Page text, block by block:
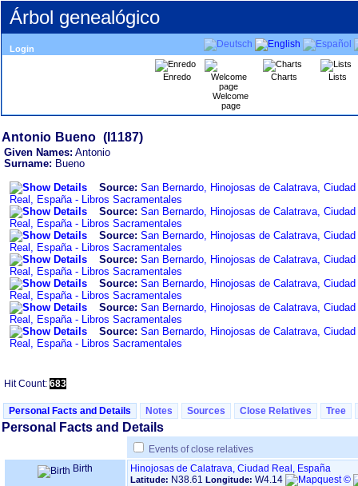
Árbol genealógico
Login
Enredo
Welcome
page
Charts Lists
Given Names: Antonio
Surname: Bueno
Source: San Bernardo, Hinojosas de Calatrava, Ciudad
Real, España - Libros Sacramentales
Source: San Bernardo, Hinojosas de Calatrava, Ciudad
Real, España - Libros Sacramentales
Source: San Bernardo, Hinojosas de Calatrava, Ciudad
Real, España - Libros Sacramentales
Source: San Bernardo, Hinojosas de Calatrava, Ciudad
Real, España - Libros Sacramentales
Source: San Bernardo, Hinojosas de Calatrava, Ciudad
Real, España - Libros Sacramentales
Source: San Bernardo, Hinojosas de Calatrava, Ciudad
Real, España - Libros Sacramentales
Source: San Bernardo, Hinojosas de Calatrava, Ciudad
Real, España - Libros Sacramentales
Hit Count: 683
Personal Facts and Details Notes Sources Close Relatives Tree
Personal Facts and Details
Events of close relatives
Birth
Hinojosas de Calatrava, Ciudad Real, España
Latitude: N38.61 Longitude: W4.14